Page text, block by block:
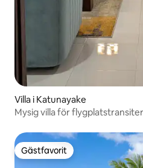
Villa i Katunayake
Mysig villa för
Gästfavorit
Gästfavorit